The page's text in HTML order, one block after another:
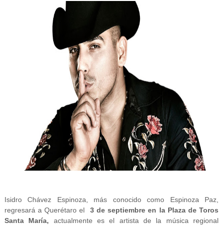
Isidro Chávez Espinoza, más conocido como Espinoza Paz,
regresará a Querétaro el
3 de septiembre en la Plaza de Toros
Santa María, actualmente es el artista de la música regional